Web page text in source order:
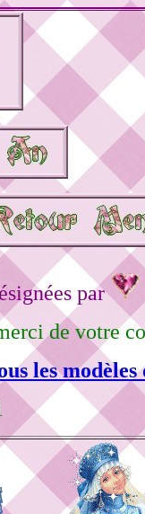
par
de votre
les modèles